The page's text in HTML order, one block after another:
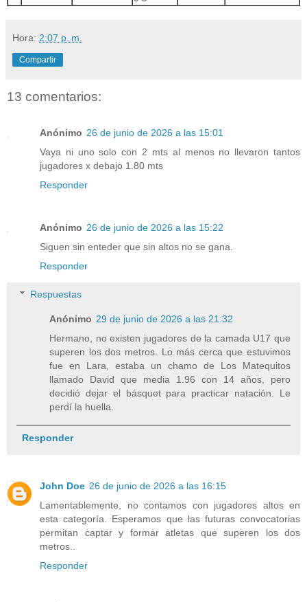
Hora: 2:07 p. m.
Compartir
13 comentarios:
Anónimo 26 de junio de 2026 a las 15:01
Vaya ni uno solo con 2 mts al menos no llevaron tantos
jugadores x debajo 1.80 mts
Responder
Anónimo 26 de junio de 2026 a las 15:22
Siguen sin enteder que sin altos no se gana.
Responder
Respuestas
Anónimo 29 de junio de 2026 a las 21:32
Hermano, no existen jugadores de la camada U17 que
superen los dos metros. Lo más cerca que estuvimos
fue en Lara, estaba un chamo de Los Matequitos
llamado David que media 1.96 con 14 años, pero
decidió dejar el básquet para practicar natación. Le
perdí la huella.
Responder
John Doe 26 de junio de 2026 a las 16:15
Lamentablemente, no contamos con jugadores altos en
esta categoría. Esperamos que las futuras convocatorias
permitan captar y formar atletas que superen los dos
metros..
Responder